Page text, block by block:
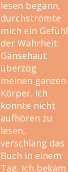
lesen begann,
durchströmte
mich ein Gefühl
der Wahrheit.
Gänsehaut
überzog
meinen ganzen
Körper. Ich
konnte nicht
aufhören zu
lesen,
verschlang das
Buch in einem
Tag. Ich bekam